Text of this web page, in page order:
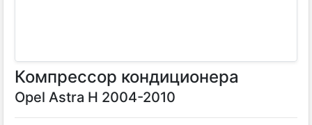
Компрессор кондиционера
Opel Astra H 2004-2010